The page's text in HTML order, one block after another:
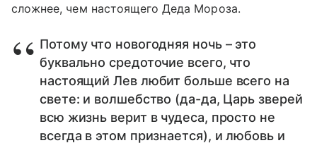
сложнее, чем настоящего Деда Мороза.
Потому что новогодняя ночь – это
буквально средоточие всего, что
настоящий Лев любит больше всего на
свете: и волшебство (да-да, Царь зверей
всю жизнь верит в чудеса, просто не
всегда в этом признается), и любовь и